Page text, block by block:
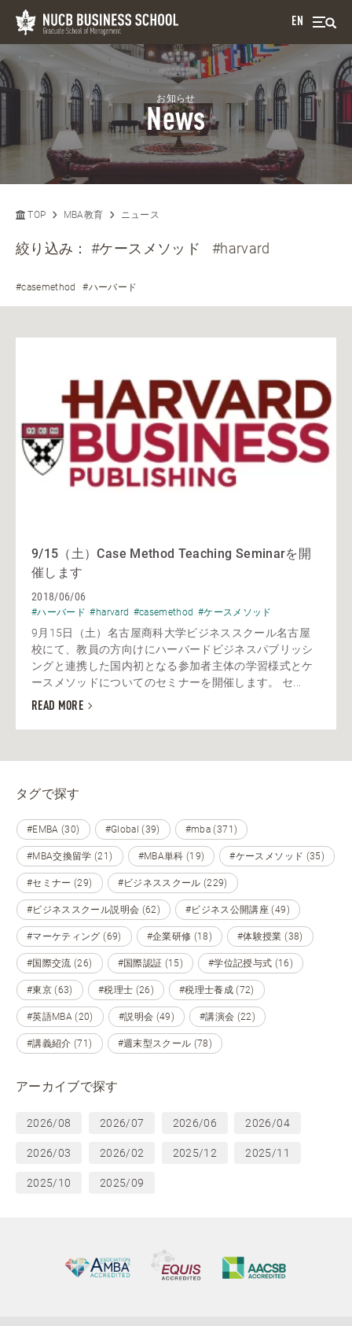
EN
お知らせ
News
TOP MBA教育 ニュース
絞り込み：#ケースメソッド #harvard
#casemethod #ハーバード
9/15（土）Case Method Teaching Seminarを開
催します
2018/06/06
#ハーバード #harvard #casemethod #ケースメソッド
9月15日（土）名古屋商科大学ビジネススクール名古屋
校にて、教員の方向けにハーバードビジネスパブリッシ
ングと連携した国内初となる参加者主体の学習様式とケ
ースメソッドについてのセミナーを開催します。 セ...
READ MORE
タグで探す
#EMBA (30) #Global (39) #mba (371)
#MBA交換留学 (21) #MBA単科 (19) #ケースメソッド (35)
#セミナー (29) #ビジネススクール (229)
#ビジネススクール説明会 (62) #ビジネス公開講座 (49)
#マーケティング (69) #企業研修 (18) #体験授業 (38)
#国際交流 (26) #国際認証 (15) #学位記授与式 (16)
#東京 (63) #税理士 (26) #税理士養成 (72)
#英語MBA (20) #説明会 (49) #講演会 (22)
#講義紹介 (71) #週末型スクール (78)
アーカイブで探す
2026/08 2026/07 2026/06 2026/04
2026/03 2026/02 2025/12 2025/11
2025/10 2025/09